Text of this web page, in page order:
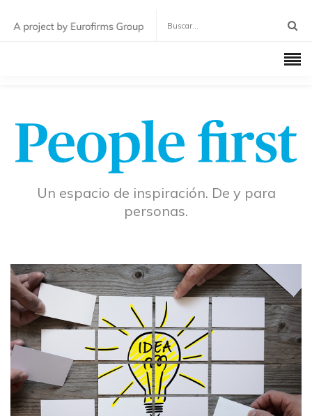
Un espacio de inspiración. De y para
personas.